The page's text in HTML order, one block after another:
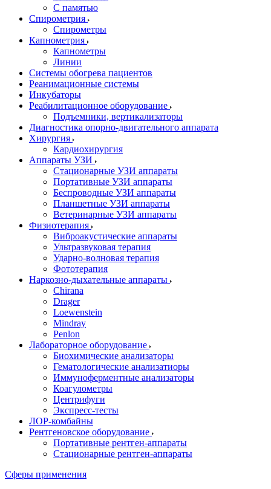
С памятью
Спирометрия
Спирометры
Капнометрия
Капнометры
Линии
Системы обогрева пациентов
Реанимационные системы
Инкубаторы
Реабилитационное оборудование
Подъемники, вертикализаторы
Диагностика опорно-двигательного аппарата
Хирургия
Кардиохирургия
Аппараты УЗИ
Стационарные УЗИ аппараты
Портативные УЗИ аппараты
Беспроводные УЗИ аппараты
Планшетные УЗИ аппараты
Ветеринарные УЗИ аппараты
Физиотерапия
Виброакустические аппараты
Ультразвуковая терапия
Ударно-волновая терапия
Фототерапия
Наркозно-дыхательные аппараты
Chirana
Drager
Loewenstein
Mindray
Penlon
Лабораторное оборудование
Биохимические анализаторы
Гематологические анализатиоры
Иммуноферментные анализаторы
Коагулометры
Центрифуги
Экспресс-тесты
ЛОР-комбайны
Рентгеновское оборудование
Портативные рентген-аппараты
Стационарные рентген-аппараты
Сферы применения